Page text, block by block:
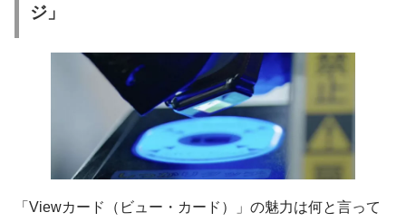
ジ」
「Viewカード（ビュー・カード）」の魅力は何と言って